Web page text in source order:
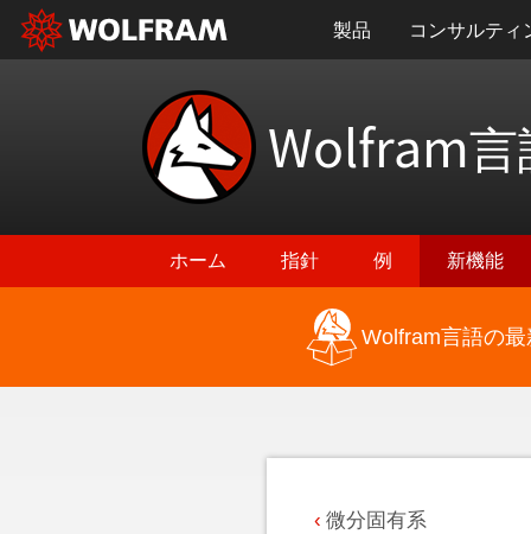
製品 コンサルティ
Wolfram言
ホーム 指針 例 新機能
Wolfram言語の
微分固有系